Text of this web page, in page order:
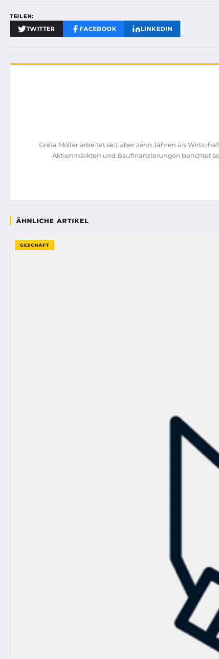
TEILEN:
TWITTER FACEBOOK LINKEDIN
Greta Möller arbeitet seit über zehn Jahren als
Aktienmärkten und Baufinanzierungen berichtet
ÄHNLICHE ARTIKEL
GESCHÄFT